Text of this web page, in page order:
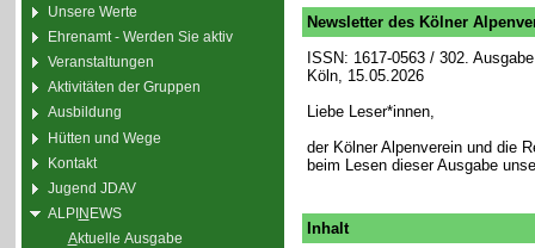
Unsere Werte
Ehrenamt - Werden Sie aktiv
Veranstaltungen
Aktivitäten der Gruppen
Ausbildung
Hütten und Wege
Kontakt
Jugend JDAV
ALPINEWS
Aktuelle Ausgabe
Newsletter des Kölner
ISSN: 1617-0563 / 302.
Köln, 15.05.2026
Liebe Leser*innen,
der Kölner Alpenverein und die
beim Lesen dieser Ausgabe
Inhalt